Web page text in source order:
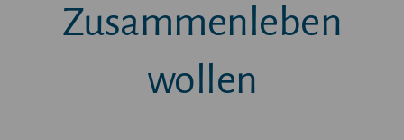
Zusammenleben
wollen